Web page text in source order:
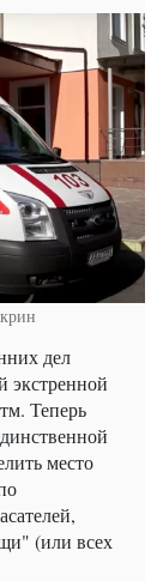
дел
экстренной
Теперь
место
(или всех